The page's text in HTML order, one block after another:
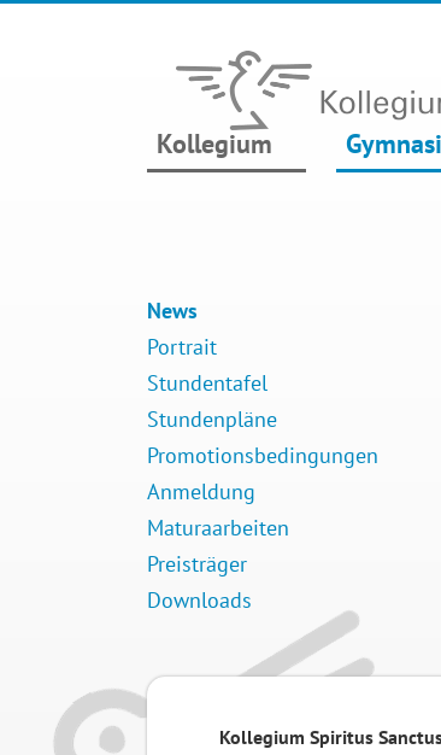
Kollegium
News
Portrait
Stundentafel
Stundenpläne
Promotionsbedingungen
Anmeldung
Maturaarbeiten
Preisträger
Downloads
Kollegium Spiritus